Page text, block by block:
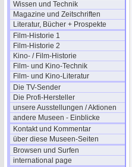
Wissen und Technik
Magazine und Zeitschriften
Literatur, Bücher + Prospekte
Film-Historie 1
Film-Historie 2
Kino- / Film-Historie
Film- und Kino-Technik
Film- und Kino-Literatur
Die TV-Sender
Die Profi-Hersteller
unsere Ausstellungen / Aktionen
andere Museen - Einblicke
Kontakt und Kommentar
über diese Museen-Seiten
Browsen und Surfen
international page